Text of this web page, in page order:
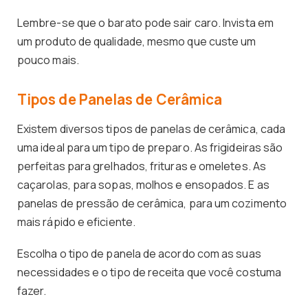
Lembre-se que o barato pode sair caro. Invista em
um produto de qualidade, mesmo que custe um
pouco mais.
Tipos de Panelas de Cerâmica
Existem diversos tipos de panelas de cerâmica, cada
uma ideal para um tipo de preparo. As frigideiras são
perfeitas para grelhados, frituras e omeletes. As
caçarolas, para sopas, molhos e ensopados. E as
panelas de pressão de cerâmica, para um cozimento
mais rápido e eficiente.
Escolha o tipo de panela de acordo com as suas
necessidades e o tipo de receita que você costuma
fazer.